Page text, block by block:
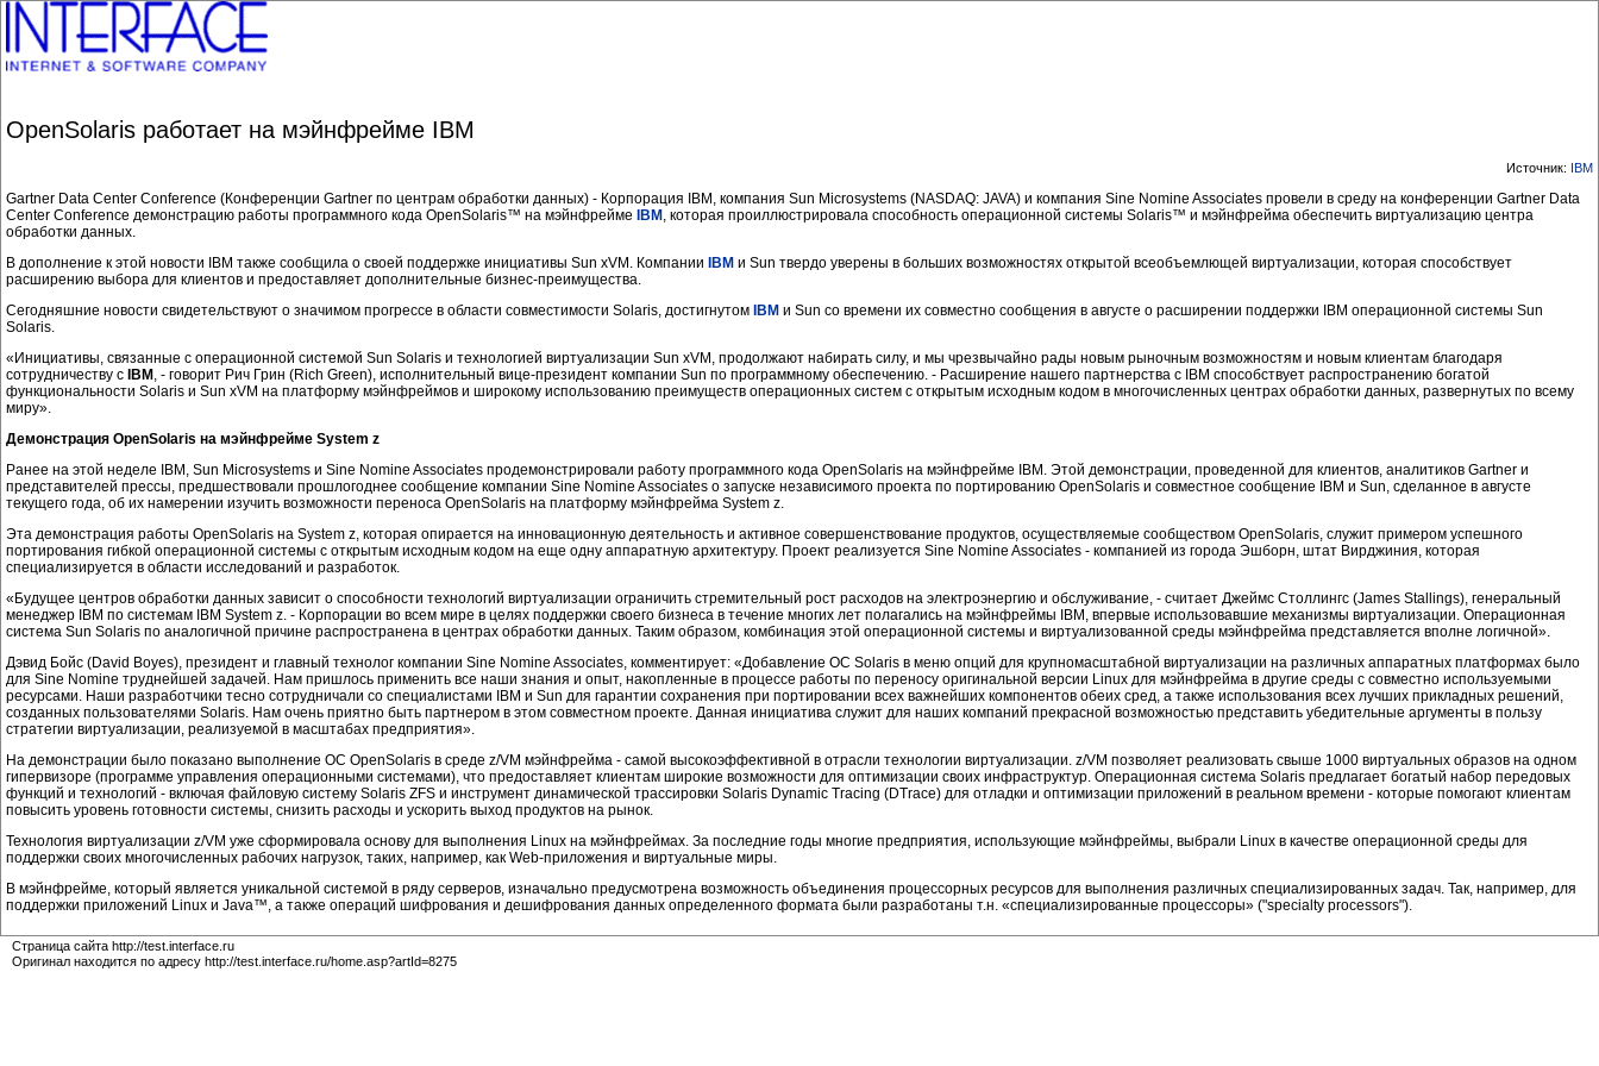
OpenSolaris работает на мэйнфрейме IBM
Источник: IBM
Gartner Data Center Conference (Конференции Gartner по центрам обработки данных) - Корпорация IBM, компания Sun Microsystems (NASDAQ: JAVA) и компания Sine Nomine Associates провели в среду на конференции Gartner Data
Center Conference демонстрацию работы программного кода OpenSolaris™ на мэйнфрейме IBM , которая проиллюстрировала способность операционной системы Solaris™ и мэйнфрейма обеспечить виртуализацию центра
обработки данных.
В дополнение к этой новости IBM также сообщила о своей поддержке инициативы Sun xVM. Компании IBM и Sun твердо уверены в больших возможностях открытой всеобъемлющей виртуализации, которая способствует
расширению выбора для клиентов и предоставляет дополнительные бизнес-преимущества.
Сегодняшние новости свидетельствуют о значимом прогрессе в области совместимости Solaris, достигнутом IBM и Sun со времени их совместно сообщения в августе о расширении поддержки IBM операционной системы Sun
Solaris.
«Инициативы, связанные с операционной системой Sun Solaris и технологией виртуализации Sun xVM, продолжают набирать силу, и мы чрезвычайно рады новым рыночным возможностям и новым клиентам благодаря
сотрудничеству с IBM , - говорит Рич Грин (Rich Green), исполнительный вице-президент компании Sun по программному обеспечению. - Расширение нашего партнерства с IBM способствует распространению богатой
функциональности Solaris и Sun xVM на платформу мэйнфреймов и широкому использованию преимуществ операционных систем с открытым исходным кодом в многочисленных центрах обработки данных, развернутых по всему
миру».
Демонстрация OpenSolaris на мэйнфрейме System z
Ранее на этой неделе IBM, Sun Microsystems и Sine Nomine Associates продемонстрировали работу программного кода OpenSolaris на мэйнфрейме IBM. Этой демонстрации, проведенной для клиентов, аналитиков Gartner и
представителей прессы, предшествовали прошлогоднее сообщение компании Sine Nomine Associates о запуске независимого проекта по портированию OpenSolaris и совместное сообщение IBM и Sun, сделанное в августе
текущего года, об их намерении изучить возможности переноса OpenSolaris на платформу мэйнфрейма System z.
Эта демонстрация работы OpenSolaris на System z, которая опирается на инновационную деятельность и активное совершенствование продуктов, осуществляемые сообществом OpenSolaris, служит примером успешного
портирования гибкой операционной системы с открытым исходным кодом на еще одну аппаратную архитектуру. Проект реализуется Sine Nomine Associates - компанией из города Эшборн, штат Вирджиния, которая
специализируется в области исследований и разработок.
«Будущее центров обработки данных зависит о способности технологий виртуализации ограничить стремительный рост расходов на электроэнергию и обслуживание, - считает Джеймс Столлингс (James Stallings), генеральный
менеджер IBM по системам IBM System z. - Корпорации во всем мире в целях поддержки своего бизнеса в течение многих лет полагались на мэйнфреймы IBM, впервые использовавшие механизмы виртуализации. Операционная
система Sun Solaris по аналогичной причине распространена в центрах обработки данных. Таким образом, комбинация этой операционной системы и виртуализованной среды мэйнфрейма представляется вполне логичной».
Дэвид Бойс (David Boyes), президент и главный технолог компании Sine Nomine Associates, комментирует: «Добавление ОС Solaris в меню опций для крупномасштабной виртуализации на различных аппаратных платформах было
для Sine Nomine труднейшей задачей. Нам пришлось применить все наши знания и опыт, накопленные в процессе работы по переносу оригинальной версии Linux для мэйнфрейма в другие среды с совместно используемыми
ресурсами. Наши разработчики тесно сотрудничали со специалистами IBM и Sun для гарантии сохранения при портировании всех важнейших компонентов обеих сред, а также использования всех лучших прикладных решений,
созданных пользователями Solaris. Нам очень приятно быть партнером в этом совместном проекте. Данная инициатива служит для наших компаний прекрасной возможностью представить убедительные аргументы в пользу
стратегии виртуализации, реализуемой в масштабах предприятия».
На демонстрации было показано выполнение ОС OpenSolaris в среде z/VM мэйнфрейма - самой высокоэффективной в отрасли технологии виртуализации. z/VM позволяет реализовать свыше 1000 виртуальных образов на одном
гипервизоре (программе управления операционными системами), что предоставляет клиентам широкие возможности для оптимизации своих инфраструктур. Операционная система Solaris предлагает богатый набор передовых
функций и технологий - включая файловую систему Solaris ZFS и инструмент динамической трассировки Solaris Dynamic Tracing (DTrace) для отладки и оптимизации приложений в реальном времени - которые помогают клиентам
повысить уровень готовности системы, снизить расходы и ускорить выход продуктов на рынок.
Технология виртуализации z/VM уже сформировала основу для выполнения Linux на мэйнфреймах. За последние годы многие предприятия, использующие мэйнфреймы, выбрали Linux в качестве операционной среды для
поддержки своих многочисленных рабочих нагрузок, таких, например, как Web-приложения и виртуальные миры.
В мэйнфрейме, который является уникальной системой в ряду серверов, изначально предусмотрена возможность объединения процессорных ресурсов для выполнения различных специализированных задач. Так, например, для
поддержки приложений Linux и Java™, а также операций шифрования и дешифрования данных определенного формата были разработаны т.н. «специализированные процессоры» ("specialty processors").
Страница сайта http://test.interface.ru
Оригинал находится по адресу http://test.interface.ru/home.asp?artId=8275